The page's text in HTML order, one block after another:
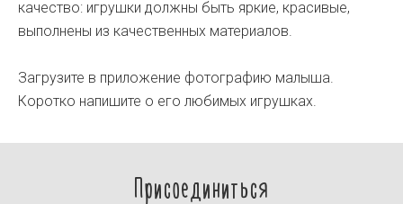
качество: игрушки должны быть яркие, красивые,
выполнены из качественных материалов.
Загрузите в приложение фотографию малыша.
Коротко напишите о его любимых игрушках.
Присоединиться